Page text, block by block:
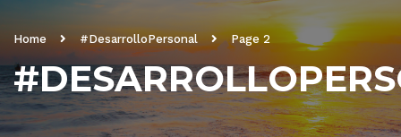
Home #DesarrolloPersonal Page 2